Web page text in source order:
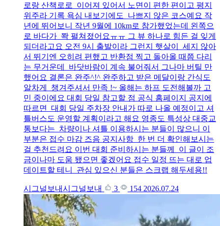
로랑 산책로로 이어져 있어서 노면이 편한 편이고 평지
위주라 기록 욕심 내보기에도 나쁘지 않은 코스예요 작
년에 뛰어보니 작년 9월에 10km로 참가했었는데 왼쪽으
로 바다가 쫙 펼쳐졌어요ㅠㅠ 그 뷰 하나로 힘든 걸 잊게
되더라고요 오전 9시 출발이라 그런지 햇살이 세지 않아
서 뛰기엔 오히려 편했고 반환점 찍고 돌아올 때쯤 다리
는 무거운데 바닷바람이 계속 불어줘서 그나마 버틸 만
했어요 결론은 완주^!^ 완주하고 받은 메달이랑 간식도
알차게 챙겨주셔서 만족 !~ 올해는 하프 도전해볼까 고
민 중이에요 대회 당일 참고할 점 공식 홈페이지 공지에
따르면 대회 당일 주차장 안내가 따로 나올 예정이고 셔
틀버스도 운영할 계획이라고 해요 영종도 특성상 대중교
통보다는 차량이나 셔틀 이용하시는 분들이 많으니 이
부분은 접수 마감 즈음 공지사항 한 번 더 확인해보시는
걸 추천드려요 이번 대회 준비하시는 분들께 이 글이 조
금이나마 도움 됐으면 좋겠어요 접수 일정 뜨는 대로 업
데이트할 테니 관심 있으신 분들은 스크랩 해두세용!!
시그널보내시그널보내 3 154 2026.07.24